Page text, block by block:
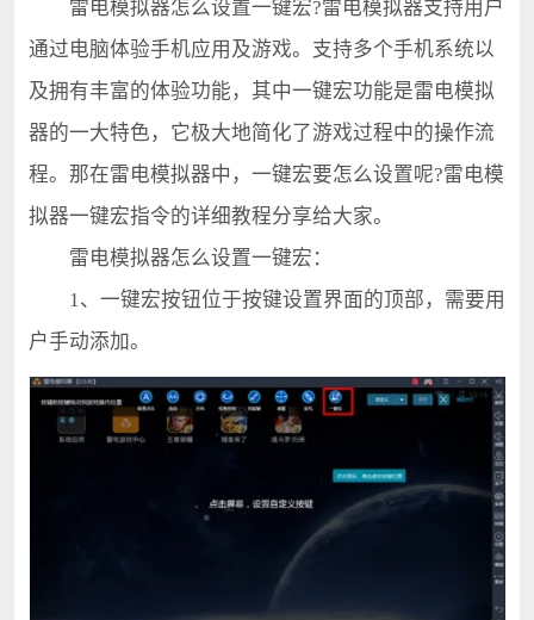
雷电模拟器怎么设置一键宏?雷电模拟器支持用户
通过电脑体验手机应用及游戏。支持多个手机系统以
及拥有丰富的体验功能，其中一键宏功能是雷电模拟
器的一大特色，它极大地简化了游戏过程中的操作流
程。那在雷电模拟器中，一键宏要怎么设置呢?雷电模
拟器一键宏指令的详细教程分享给大家。
雷电模拟器怎么设置一键宏：
1、一键宏按钮位于按键设置界面的顶部，需要用
户手动添加。